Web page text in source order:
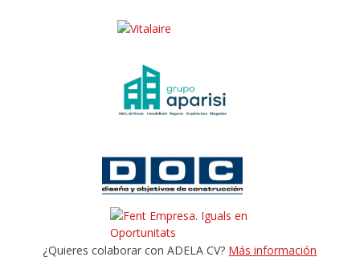
¿Quieres colaborar con ADELA CV? Más información